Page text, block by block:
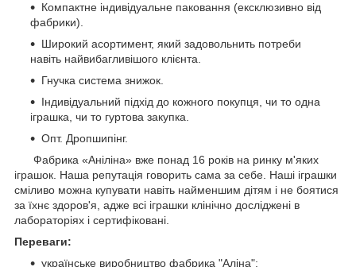
Компактне індивідуальне паковання (ексклюзивно від
фабрики).
Широкий асортимент, який задовольнить потреби
навіть найвибагливішого клієнта.
Гнучка система знижок.
Індивідуальний підхід до кожного покупця, чи то одна
іграшка, чи то гуртова закупка.
Опт. Дропшипінг.
Фабрика «Аніліна» вже понад 16 років на ринку м'яких
іграшок. Наша репутація говорить сама за себе. Наші іграшки
сміливо можна купувати навіть найменшим дітям і не боятися
за їхнє здоров'я, адже всі іграшки клінічно досліджені в
лабораторіях і сертифіковані.
Переваги:
українське виробництво фабрика "Аліна";